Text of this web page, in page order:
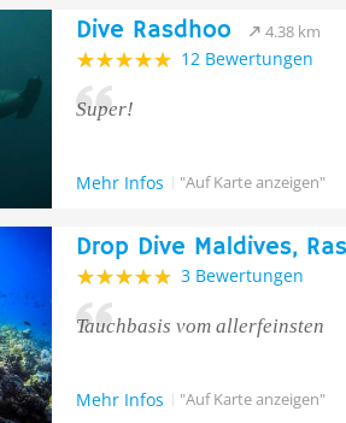
Dive Rasdhoo 4.38 km
12 Bewertungen
Super!
Mehr Infos "Auf Karte anzeigen"
Drop Dive Maldives,
3 Bewertungen
Tauchbasis vom allerfeinsten
Mehr Infos "Auf Karte anzeigen"